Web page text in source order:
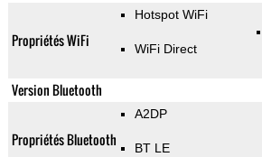
Propriétés WiFi
Hotspot WiFi
WiFi Direct
Version Bluetooth
Propriétés Bluetooth
A2DP
BT LE